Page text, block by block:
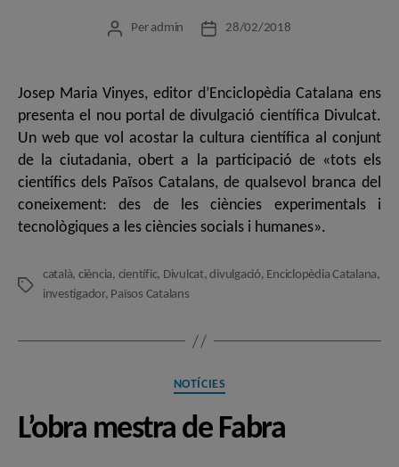
Autor
Per admin
Data28/02/2018
Josep Maria Vinyes, editor d’Enciclopèdia Catalana ens
presenta el nou portal de divulgació científica Divulcat.
Un web que vol acostar la cultura científica al conjunt
de la ciutadania, obert a la participació de «tots els
científics dels Països Catalans, de qualsevol branca del
coneixement: des de les ciències experimentals i
tecnològiques a les ciències socials i humanes».
Etiquetes
català, ciència, científic, Divulcat,divulgació, Enciclopèdia Catalana,
investigador, Països Catalans
Categories
NOTÍCIES
L’obra mestra de Fabra